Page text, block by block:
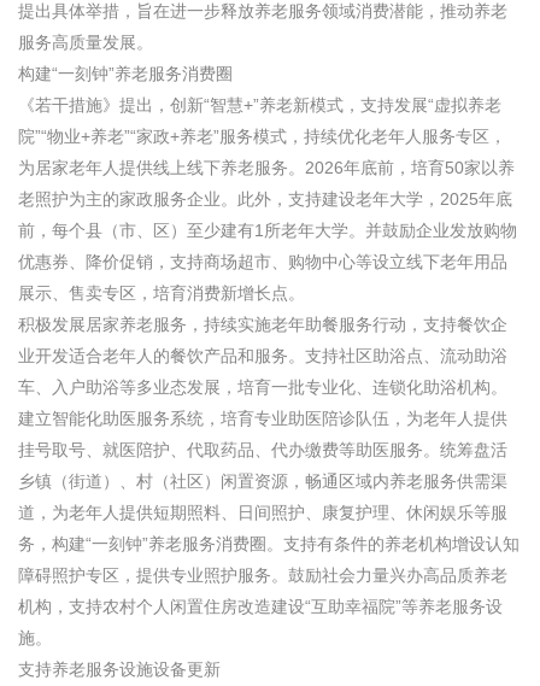
提出具体举措，旨在进一步释放养老服务领域消费潜能，推动养老
服务高质量发展。
构建“一刻钟”养老服务消费圈
《若干措施》提出，创新“智慧+”养老新模式，支持发展“虚拟养老
院”“物业+养老”“家政+养老”服务模式，持续优化老年人服务专区，
为居家老年人提供线上线下养老服务。2026年底前，培育50家以养
老照护为主的家政服务企业。此外，支持建设老年大学，2025年底
前，每个县（市、区）至少建有1所老年大学。并鼓励企业发放购物
优惠券、降价促销，支持商场超市、购物中心等设立线下老年用品
展示、售卖专区，培育消费新增长点。
积极发展居家养老服务，持续实施老年助餐服务行动，支持餐饮企
业开发适合老年人的餐饮产品和服务。支持社区助浴点、流动助浴
车、入户助浴等多业态发展，培育一批专业化、连锁化助浴机构。
建立智能化助医服务系统，培育专业助医陪诊队伍，为老年人提供
挂号取号、就医陪护、代取药品、代办缴费等助医服务。统筹盘活
乡镇（街道）、村（社区）闲置资源，畅通区域内养老服务供需渠
道，为老年人提供短期照料、日间照护、康复护理、休闲娱乐等服
务，构建“一刻钟”养老服务消费圈。支持有条件的养老机构增设认知
障碍照护专区，提供专业照护服务。鼓励社会力量兴办高品质养老
机构，支持农村个人闲置住房改造建设“互助幸福院”等养老服务设
施。
支持养老服务设施设备更新